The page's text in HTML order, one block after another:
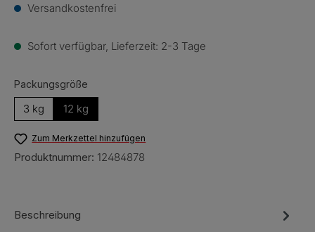
Versandkostenfrei
Sofort verfügbar, Lieferzeit: 2-3 Tage
Packungsgröße
3 kg 12 kg
Zum Merkzettel hinzufügen
Produktnummer: 12484878
Beschreibung